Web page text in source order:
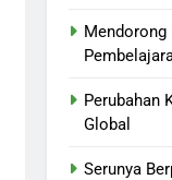
Perubahan
Global
Serunya